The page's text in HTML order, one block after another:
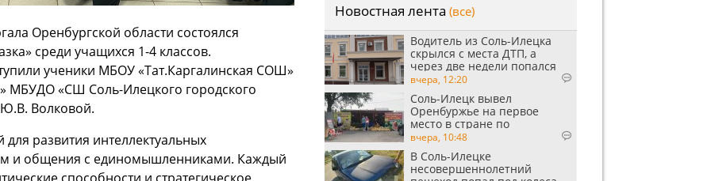
Оренбургской области состоялся
среди учащихся 1-4 классов.
ученики МБОУ «Тат.Каргалинская СОШ»
МБУДО «СШ Соль-Илецкого городского
Ю.В. Волковой.
развития интеллектуальных
и общения с единомышленниками. Каждый
способности и стратегическое
Новостная лента (все)
Водитель из Соль-Илецка
скрылся с места ДТП, а
через две недели попался
пьяным
вчера, 12:20
Соль-Илецк вывел
Оренбуржье на первое
место в стране по
выращиванию арбузов
вчера, 10:48
В Соль-Илецке
несовершеннолетний